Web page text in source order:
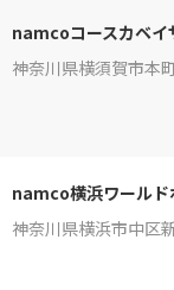
namcoコースカベイ
神奈川県横須賀市本
namco横浜ワールド
神奈川県横浜市中区